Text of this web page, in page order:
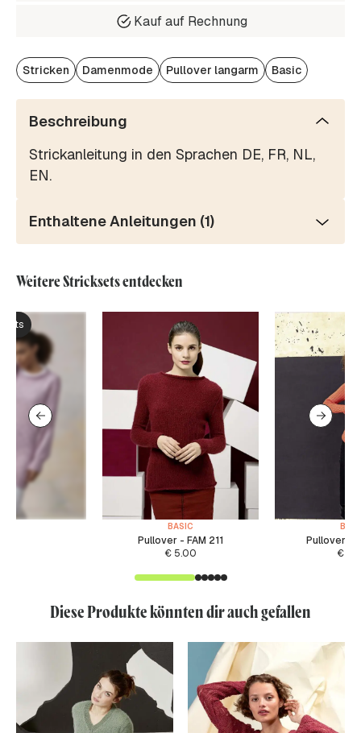
Kauf auf Rechnung
Stricken Damenmode Pullover langarm Basic
Beschreibung
Strickanleitung in den Sprachen DE, FR, NL,
EN.
Enthaltene Anleitungen (1)
Weitere Stricksets entdecken
BASIC
Pullover - FAM 211
€ 5.00
Pullover -
€
Diese Produkte könnten dir auch gefallen